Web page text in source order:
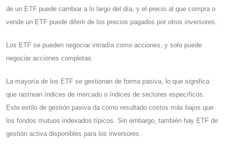
de un ETF puede cambiar a lo largo del día, y el precio al que compra o
vende un ETF puede diferir de los precios pagados por otros inversores.
Los ETF se pueden negociar intradía como acciones, y solo puede
negociar acciones completas.
La mayoría de los ETF se gestionan de forma pasiva, lo que significa
que rastrean índices de mercado o índices de sectores específicos.
Este estilo de gestión pasiva da como resultado costos más bajos que
los fondos mutuos indexados típicos. Sin embargo, también hay ETF de
gestión activa disponibles para los inversores.